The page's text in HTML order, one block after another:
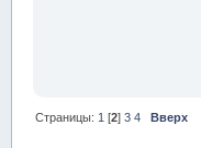
Страницы: 1 [2]3 4 Вверх